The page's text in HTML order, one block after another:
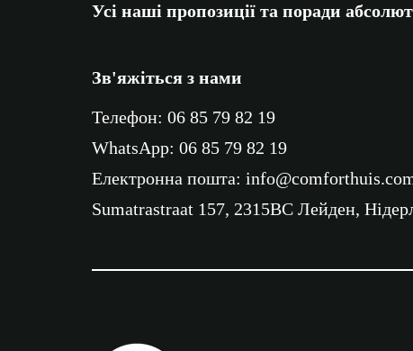
Усі наші пропозиції та поради
Зв'яжіться з нами
Телефон: 06 85 79 82 19
WhatsApp: 06 85 79 82 19
Електронна пошта:
Sumatrastraat 157, 2315BC Лейден,